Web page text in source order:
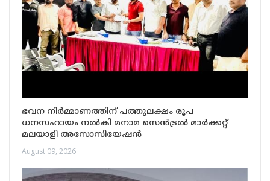
ഭവന നിർമ്മാണത്തിന് പത്തുലക്ഷം രൂപ
ധനസഹായം നൽകി മനാമ സെൻട്രൽ മാർക്കറ്റ്
മലയാളി അസോസിയേഷൻ
August 09, 2026